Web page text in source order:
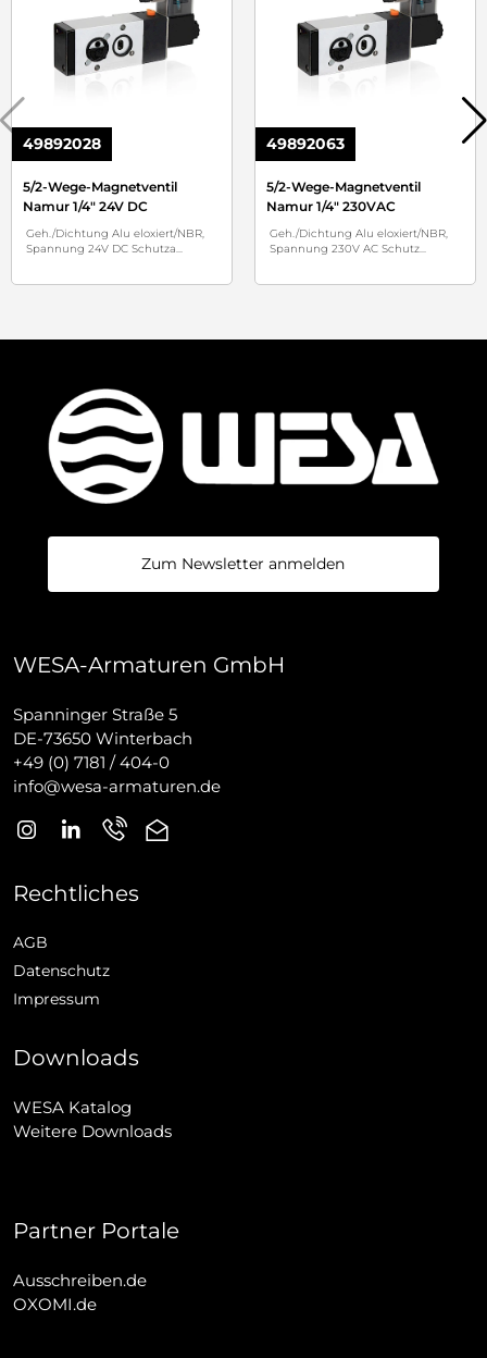
49892028
5/2-Wege-Magnetventil
Namur 1/4" 24V DC
Geh./Dichtung Alu eloxiert/NBR,
Spannung 24V DC Schutza...
49892063
5/2-Wege-Magnetventil
Namur 1/4" 230VAC
Geh./Dichtung Alu eloxiert/NBR,
Spannung 230V AC Schutz...
Zum Newsletter anmelden
WESA-Armaturen GmbH
Spanninger Straße 5
DE-73650 Winterbach
+49 (0) 7181 / 404-0
info@wesa-armaturen.de
Rechtliches
AGB
Datenschutz
Impressum
Downloads
WESA Katalog
Weitere Downloads
Partner Portale
Ausschreiben.de
OXOMI.de